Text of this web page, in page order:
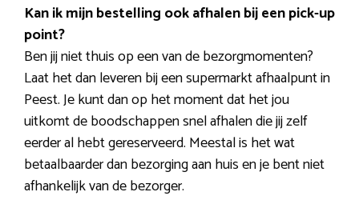
Kan ik mijn bestelling ook afhalen bij een pick-up
point?
Ben jij niet thuis op een van de bezorgmomenten?
Laat het dan leveren bij een supermarkt afhaalpunt in
Peest. Je kunt dan op het moment dat het jou
uitkomt de boodschappen snel afhalen die jij zelf
eerder al hebt gereserveerd. Meestal is het wat
betaalbaarder dan bezorging aan huis en je bent niet
afhankelijk van de bezorger.